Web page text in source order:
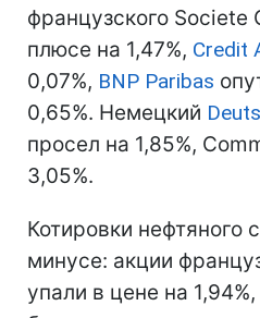
французского Societe
плюсе на 1,47%, Credit
0,07%, BNP Paribas
0,65%. Немецкий
просел на 1,85%,
3,05%.
Котировки нефтяного
минусе: акции
упали в цене на